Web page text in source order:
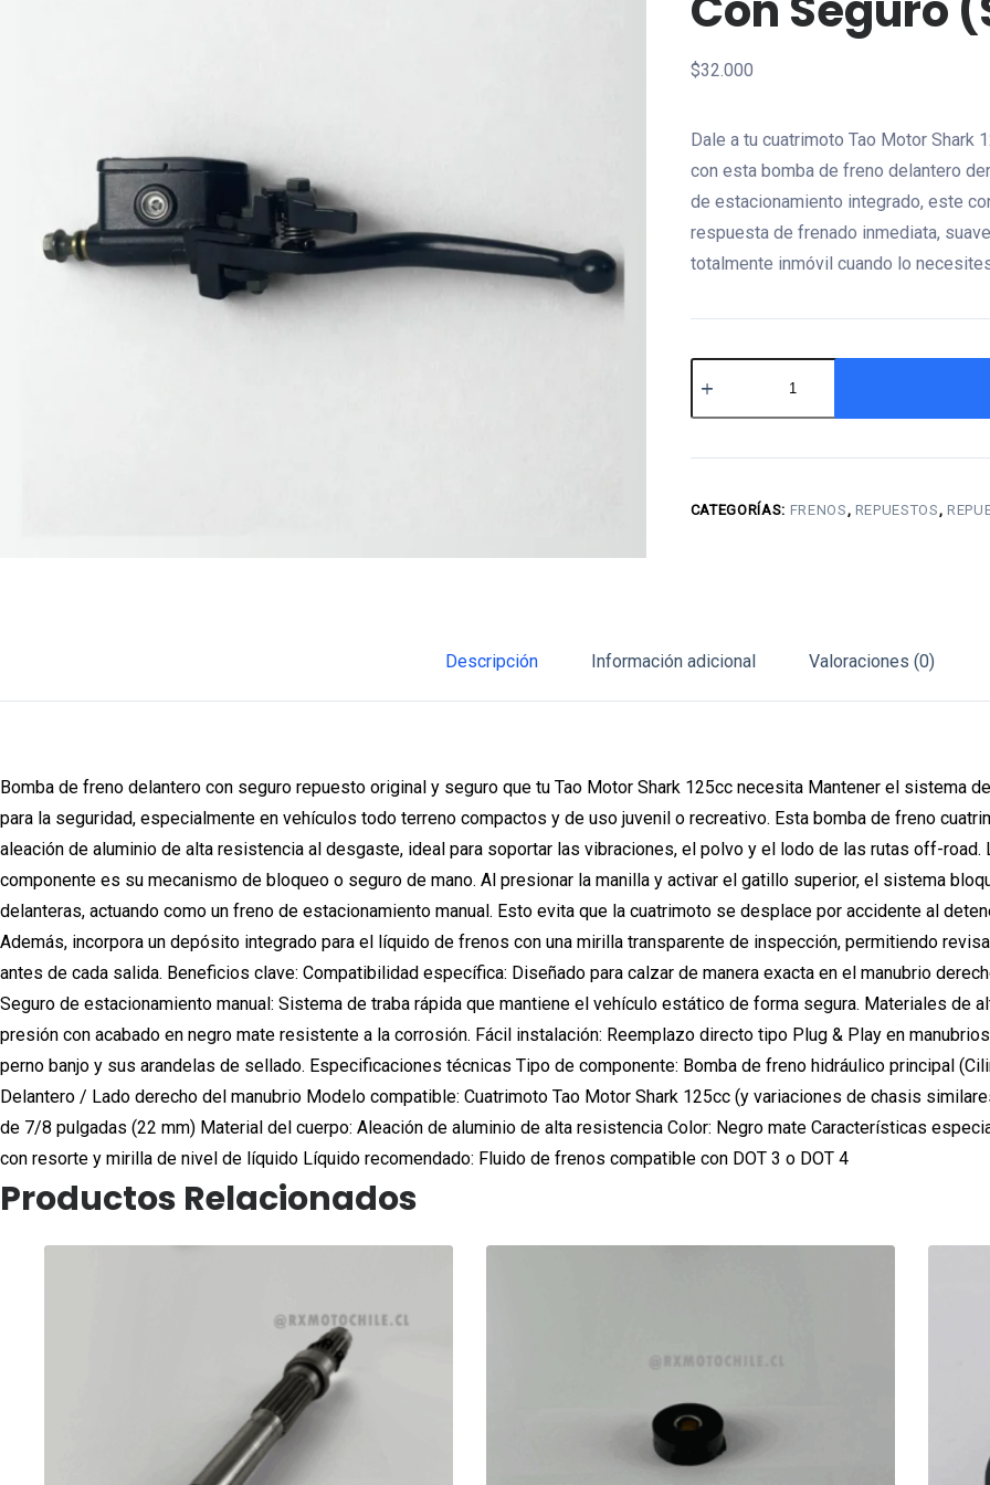
$32.000
Dale a tu cuatrimoto Tao Motor Shark
con esta bomba de freno delantero
de estacionamiento integrado, este
respuesta de frenado inmediata,
totalmente inmóvil cuando lo
de
delantero
seguro
CATEGORÍAS: FRENOS , REPUESTOS ,
Descripción Información adicional Valoraciones (0)
Bomba de freno delantero con seguro repuesto original y seguro que tu Tao Motor Shark 125cc necesita Mantener el sistema
para la seguridad, especialmente en vehículos todo terreno compactos y de uso juvenil o recreativo. Esta bomba de freno
aleación de aluminio de alta resistencia al desgaste, ideal para soportar las vibraciones, el polvo y el lodo de las rutas off-
componente es su mecanismo de bloqueo o seguro de mano. Al presionar la manilla y activar el gatillo superior, el sistema
delanteras, actuando como un freno de estacionamiento manual. Esto evita que la cuatrimoto se desplace por accidente al
Además, incorpora un depósito integrado para el líquido de frenos con una mirilla transparente de inspección, permitiendo
antes de cada salida. Beneficios clave: Compatibilidad específica: Diseñado para calzar de manera exacta en el manubrio
Seguro de estacionamiento manual: Sistema de traba rápida que mantiene el vehículo estático de forma segura. Materiales de
presión con acabado en negro mate resistente a la corrosión. Fácil instalación: Reemplazo directo tipo Plug & Play en
perno banjo y sus arandelas de sellado. Especificaciones técnicas Tipo de componente: Bomba de freno hidráulico principal
Delantero / Lado derecho del manubrio Modelo compatible: Cuatrimoto Tao Motor Shark 125cc (y variaciones de chasis
de 7/8 pulgadas (22 mm) Material del cuerpo: Aleación de aluminio de alta resistencia Color: Negro mate Características
con resorte y mirilla de nivel de líquido Líquido recomendado: Fluido de frenos compatible con DOT 3 o DOT 4
Productos Relacionados